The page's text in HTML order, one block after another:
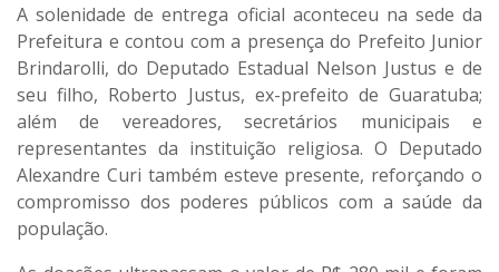
A solenidade de entrega oficial aconteceu na sede da
Prefeitura e contou com a presença do Prefeito Junior
Brindarolli, do Deputado Estadual Nelson Justus e de
seu filho, Roberto Justus, ex-prefeito de Guaratuba;
além de vereadores, secretários municipais e
representantes da instituição religiosa. O Deputado
Alexandre Curi também esteve presente, reforçando o
compromisso dos poderes públicos com a saúde da
população.